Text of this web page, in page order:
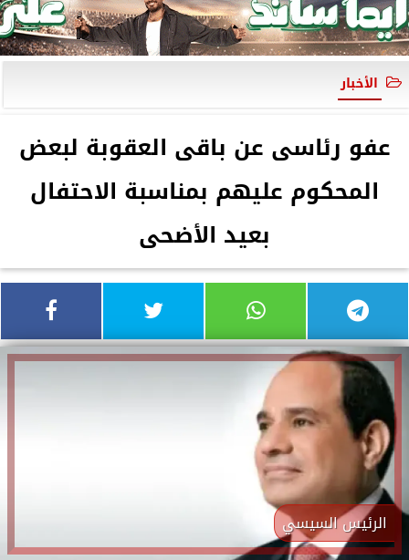
الأخبار
عفو رئاسى عن باقى العقوبة لبعض
المحكوم عليهم بمناسبة الاحتفال
بعيد الأضحى
الرئيس السيسي